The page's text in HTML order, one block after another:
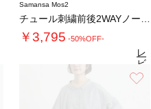
Samansa Mos2
￥3,795 -50%OFF-
レ
ビ
ュ
ー